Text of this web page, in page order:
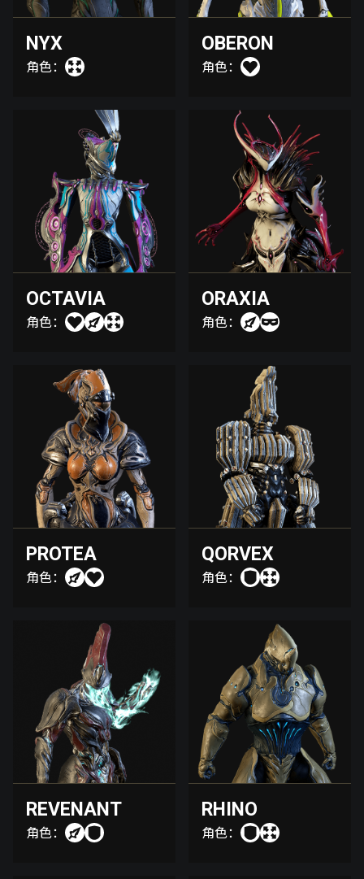
NYX
角色：
OBERON
角色：
OCTAVIA
角色：
ORAXIA
角色：
PROTEA
角色：
QORVEX
角色：
REVENANT
角色：
RHINO
角色：